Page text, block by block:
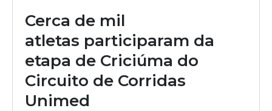
Cerca de mil
atletas participaram da
etapa de Criciúma do
Circuito de Corridas
Unimed